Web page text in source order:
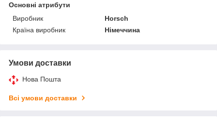
Основні атрибути
Виробник
Horsch
Країна виробник
Німеччина
Умови доставки
Нова Пошта
Всі умови доставки